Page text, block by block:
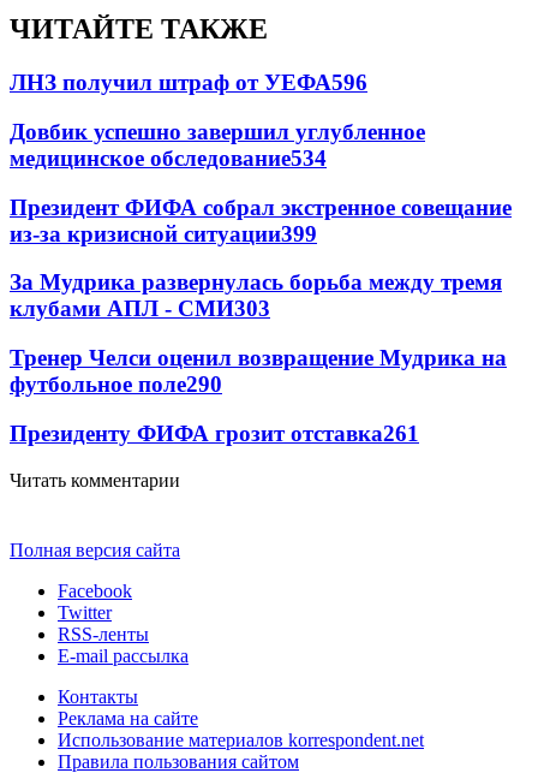
ЧИТАЙТЕ ТАКЖЕ
ЛНЗ получил штраф от УЕФА596
Довбик успешно завершил углубленное
медицинское обследование534
Президент ФИФА собрал экстренное совещание
из-за кризисной ситуации399
За Мудрика развернулась борьба между тремя
клубами АПЛ - СМИ303
Тренер Челси оценил возвращение Мудрика на
футбольное поле290
Президенту ФИФА грозит отставка261
Читать комментарии
Полная версия сайта
Facebook
Twitter
RSS-ленты
E-mail рассылка
Контакты
Реклама на сайте
Использование материалов korrespondent.net
Правила пользования сайтом